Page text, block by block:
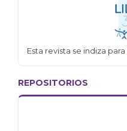
Esta revista se indiza para
REPOSITORIOS